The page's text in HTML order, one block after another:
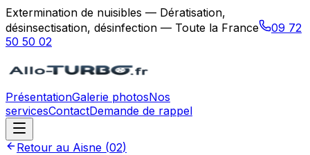
Extermination de nuisibles — Dératisation,
désinsectisation, désinfection — Toute la France
09 72
50 50 02
PrésentationGalerie photosNos
servicesContactDemande de rappel
Retour au Aisne (02)